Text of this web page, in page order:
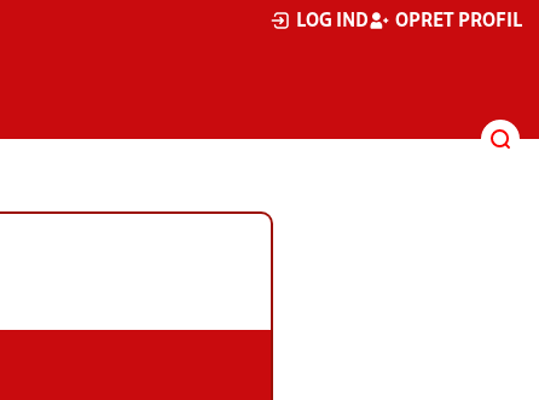
LOG IND OPRET PROFIL